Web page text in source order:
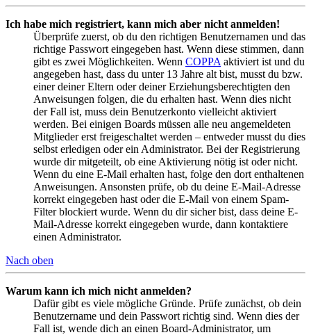
Ich habe mich registriert, kann mich aber nicht anmelden!
Überprüfe zuerst, ob du den richtigen Benutzernamen und das
richtige Passwort eingegeben hast. Wenn diese stimmen, dann
gibt es zwei Möglichkeiten. Wenn COPPA aktiviert ist und du
angegeben hast, dass du unter 13 Jahre alt bist, musst du bzw.
einer deiner Eltern oder deiner Erziehungsberechtigten den
Anweisungen folgen, die du erhalten hast. Wenn dies nicht
der Fall ist, muss dein Benutzerkonto vielleicht aktiviert
werden. Bei einigen Boards müssen alle neu angemeldeten
Mitglieder erst freigeschaltet werden – entweder musst du dies
selbst erledigen oder ein Administrator. Bei der Registrierung
wurde dir mitgeteilt, ob eine Aktivierung nötig ist oder nicht.
Wenn du eine E-Mail erhalten hast, folge den dort enthaltenen
Anweisungen. Ansonsten prüfe, ob du deine E-Mail-Adresse
korrekt eingegeben hast oder die E-Mail von einem Spam-
Filter blockiert wurde. Wenn du dir sicher bist, dass deine E-
Mail-Adresse korrekt eingegeben wurde, dann kontaktiere
einen Administrator.
Nach oben
Warum kann ich mich nicht anmelden?
Dafür gibt es viele mögliche Gründe. Prüfe zunächst, ob dein
Benutzername und dein Passwort richtig sind. Wenn dies der
Fall ist, wende dich an einen Board-Administrator, um